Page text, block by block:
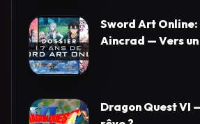
Sword Art Online:
Aincrad — Vers
Dragon Quest VI